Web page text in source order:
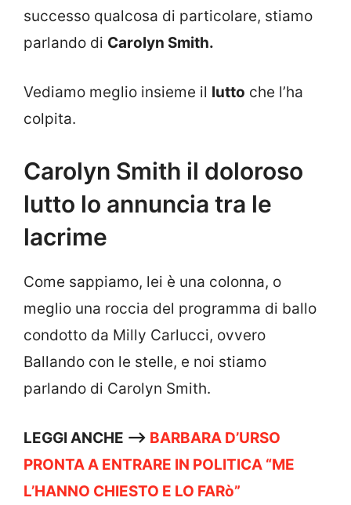
successo qualcosa di particolare, stiamo
parlando di Carolyn Smith.
Vediamo meglio insieme il lutto che l’ha
colpita.
Carolyn Smith il doloroso
lutto lo annuncia tra le
lacrime
Come sappiamo, lei è una colonna, o
meglio una roccia del programma di ballo
condotto da Milly Carlucci, ovvero
Ballando con le stelle, e noi stiamo
parlando di Carolyn Smith.
LEGGI ANCHE —-> BARBARA D’URSO
PRONTA A ENTRARE IN POLITICA “ME
L’HANNO CHIESTO E LO FARò”